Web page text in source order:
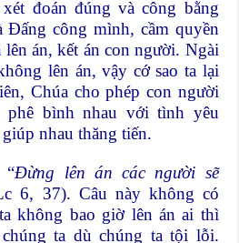
đoán đúng và công bằng
Đấng công mình, cầm quyền
án, kết án con người. Ngài
lên án, vậy cớ sao ta lại
Chúa cho phép con người
phê bình nhau với tình yêu
nhau thăng tiến.
“Đừng lên án các người sẽ
6, 37). Câu này không có
không bao giờ lên án ai thì
ta dù chúng ta tội lỗi.